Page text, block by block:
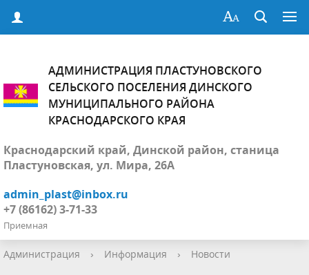
АДМИНИСТРАЦИЯ ПЛАСТУНОВСКОГО
СЕЛЬСКОГО ПОСЕЛЕНИЯ ДИНСКОГО
МУНИЦИПАЛЬНОГО РАЙОНА
КРАСНОДАРСКОГО КРАЯ
Краснодарский край, Динской район, станица
Пластуновская, ул. Мира, 26А
admin_plast@inbox.ru
+7 (86162) 3-71-33
Приемная
Администрация › Информация › Новости